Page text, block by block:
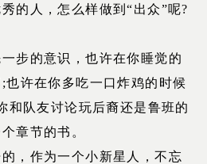
的人，怎么样做到“出众”呢?
步的意识，也许在你睡觉的
也许在你多吃一口炸鸡的时候
和队友讨论玩后裔还是鲁班的
章节的书。
，作为一个小新星人，不忘